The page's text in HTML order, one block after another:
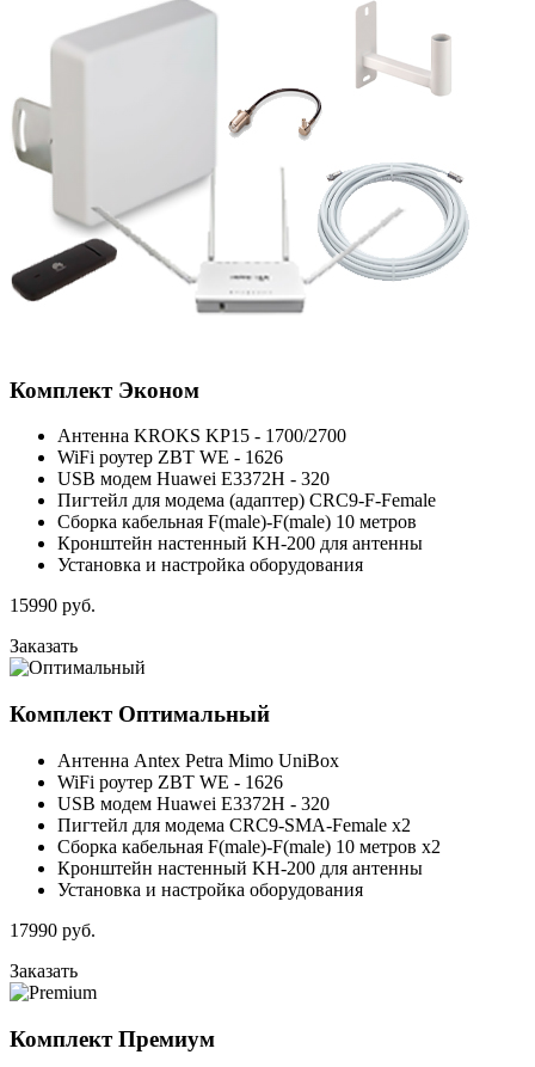
Комплект Эконом
Антенна KROKS KP15 - 1700/2700
WiFi роутер ZBT WE - 1626
USB модем Huawei E3372H - 320
Пигтейл для модема (адаптер) CRC9-F-Female
Сборка кабельная F(male)-F(male) 10 метров
Кронштейн настенный KH-200 для антенны
Установка и настройка оборудования
15990 руб.
Заказать
Комплект Оптимальный
Антенна Antex Petra Mimo UniBox
WiFi роутер ZBT WE - 1626
USB модем Huawei E3372H - 320
Пигтейл для модема CRC9-SMA-Female x2
Сборка кабельная F(male)-F(male) 10 метров x2
Кронштейн настенный KH-200 для антенны
Установка и настройка оборудования
17990 руб.
Заказать
КомплектПремиум